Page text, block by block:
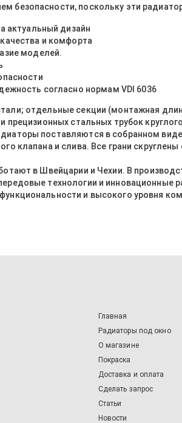
безопасности, поскольку эти
актуальный дизайн
и комфорта
моделей.
согласно нормам VDI 6036
отдельные секции (монтажная
прецизионных стальных трубок
поставляются в собранном
клапана и слива. Все грани скруглены
в Швейцарии и Чехии. В
технологии и инновационные
и высокого уровня
Главная
Радиаторы под окно
О магазине
Покраска
Доставка и оплата
Сделать запрос
Статьи
Новости